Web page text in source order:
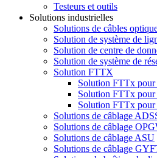
Testeurs et outils
Solutions industrielles
Solutions de câbles
Solution de système de
Solution de centre de
Solution de système de
Solution FTTX
Solution FTTx pour
Solution FTTx pour
Solution FTTx pour
Solutions de câblage
Solutions de câblage
Solutions de câblage ASU
Solutions de câblage